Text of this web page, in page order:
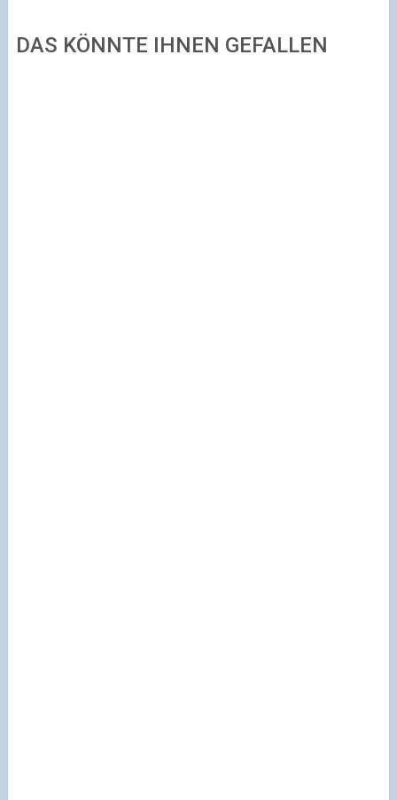
DAS KÖNNTE IHNEN GEFALLEN